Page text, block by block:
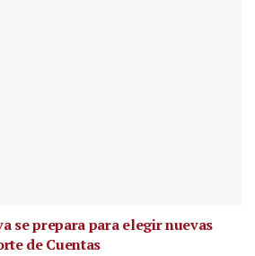
se prepara para elegir nuevas
de Cuentas